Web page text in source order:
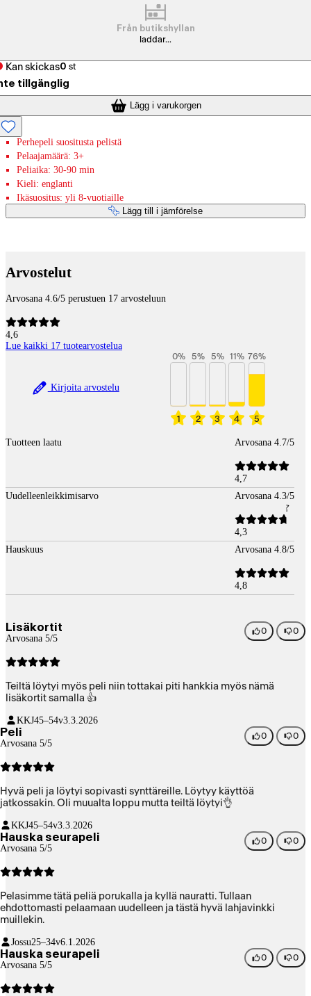
Från butikshyllan
laddar...
Kan skickas0 st
tillgänglig
Lägg i varukorgen
Perhepeli suositusta pelistä
Pelaajamäärä: 3+
Peliaika: 30-90 min
Kieli: englanti
Ikäsuositus: yli 8-vuotiaille
Lägg till i jämförelse
Arvostelut
Arvosana 4.6/5 perustuen 17 arvosteluun
4,6
Lue kaikki 17 tuotearvostelua
Kirjoita arvostelu
1
0%
2
5%
3
5%
4
11%
5
76%
Tuotteen laatu Arvosana 4.7/5
4,7
Uudelleenleikkimisarvo
Arvosana 4.3/5
4,3
Hauskuus
Arvosana 4.8/5
4,8
Lisäkortit
Arvosana 5/5
0 0
Teiltä löytyi myös peli niin tottakai piti hankkia myös nämä
lisäkortit samalla 👍
KKJ45–54v3.3.2026
Peli
Arvosana 5/5
0 0
Hyvä peli ja löytyi sopivasti synttäreille. Löytyy käyttöä
jatkossakin. Oli muualta loppu mutta teiltä löytyi👌
KKJ45–54v3.3.2026
Hauska seurapeli
Arvosana 5/5
0 0
Pelasimme tätä peliä porukalla ja kyllä nauratti. Tullaan
ehdottomasti pelaamaan uudelleen ja tästä hyvä lahjavinkki
muillekin.
Jossu25–34v6.1.2026
Hauska seurapeli
Arvosana 5/5
0 0